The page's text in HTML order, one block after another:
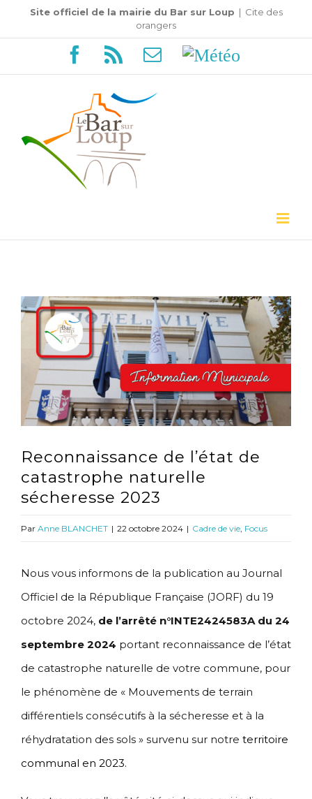
Passer
au
Site officiel de la mairie du Bar sur Loup | Cite des
orangers
Facebook
Rss EmailMétéo
Voir
l'image
agrandie
Reconnaissance de l’état de
catastrophe naturelle
sécheresse 2023
Par Anne BLANCHET | 22 octobre 2024 | Cadre de vie, Focus
Nous vous informons de la publication au Journal
Officiel de la République Française (JORF) du 19
octobre 2024, de l’arrêté n°INTE2424583A du 24
septembre 2024 portant reconnaissance de l’état
de catastrophe naturelle de votre commune, pour
le phénomène de « Mouvements de terrain
différentiels consécutifs à la sécheresse et à la
réhydratation des sols » survenu sur notre territoire
communal en 2023.